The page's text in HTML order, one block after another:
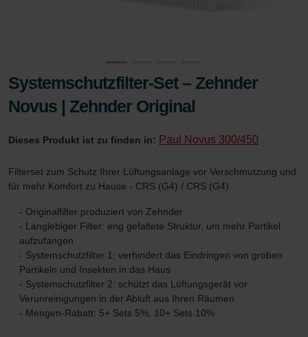
Systemschutzfilter-Set – Zehnder
Novus | Zehnder Original
Dieses Produkt ist zu finden in: Paul Novus 300/450
Filterset zum Schutz Ihrer Lüftungsanlage vor Verschmutzung und
für mehr Komfort zu Hause - CRS (G4) / CRS (G4)
- Originalfilter produziert von Zehnder
- Langlebiger Filter: eng gefaltete Struktur, um mehr Partikel
aufzufangen
- Systemschutzfilter 1: verhindert das Eindringen von groben
Partikeln und Insekten in das Haus
- Systemschutzfilter 2: schützt das Lüftungsgerät vor
Verunreinigungen in der Abluft aus Ihren Räumen
- Mengen-Rabatt: 5+ Sets 5%, 10+ Sets 10%